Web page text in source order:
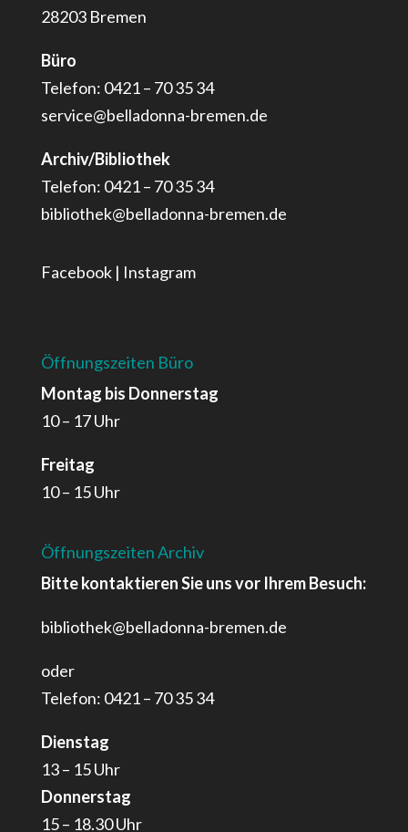
28203 Bremen
Büro
Telefon: 0421 – 70 35 34
service@belladonna-bremen.de
Archiv/Bibliothek
Telefon: 0421 – 70 35 34
bibliothek@belladonna-bremen.de
Facebook| Instagram
Öffnungszeiten Büro
Montag bis Donnerstag
10 – 17 Uhr
Freitag
10 – 15 Uhr
Öffnungszeiten Archiv
Bitte kontaktieren Sie uns vor Ihrem Besuch:
bibliothek@belladonna-bremen.de
oder
Telefon: 0421 – 70 35 34
Dienstag
13 – 15 Uhr
Donnerstag
15 – 18.30 Uhr